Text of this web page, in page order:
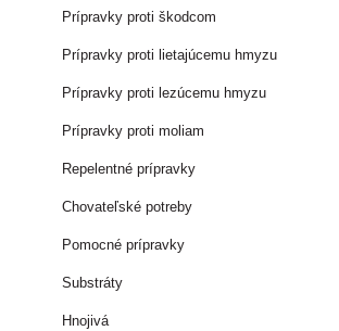
Prípravky proti škodcom
Prípravky proti lietajúcemu hmyzu
Prípravky proti lezúcemu hmyzu
Prípravky proti moliam
Repelentné prípravky
Chovateľské potreby
Pomocné prípravky
Substráty
Hnojivá